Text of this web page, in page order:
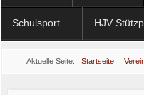
Schulsport HJV
Aktuelle Seite: Startseite